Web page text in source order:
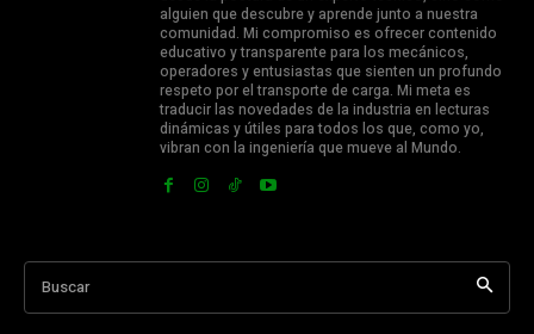
alguien que descubre y aprende junto a nuestra
comunidad. Mi compromiso es ofrecer contenido
educativo y transparente para los mecánicos,
operadores y entusiastas que sienten un profundo
respeto por el transporte de carga. Mi meta es
traducir las novedades de la industria en lecturas
dinámicas y útiles para todos los que, como yo,
vibran con la ingeniería que mueve al Mundo.
Buscar